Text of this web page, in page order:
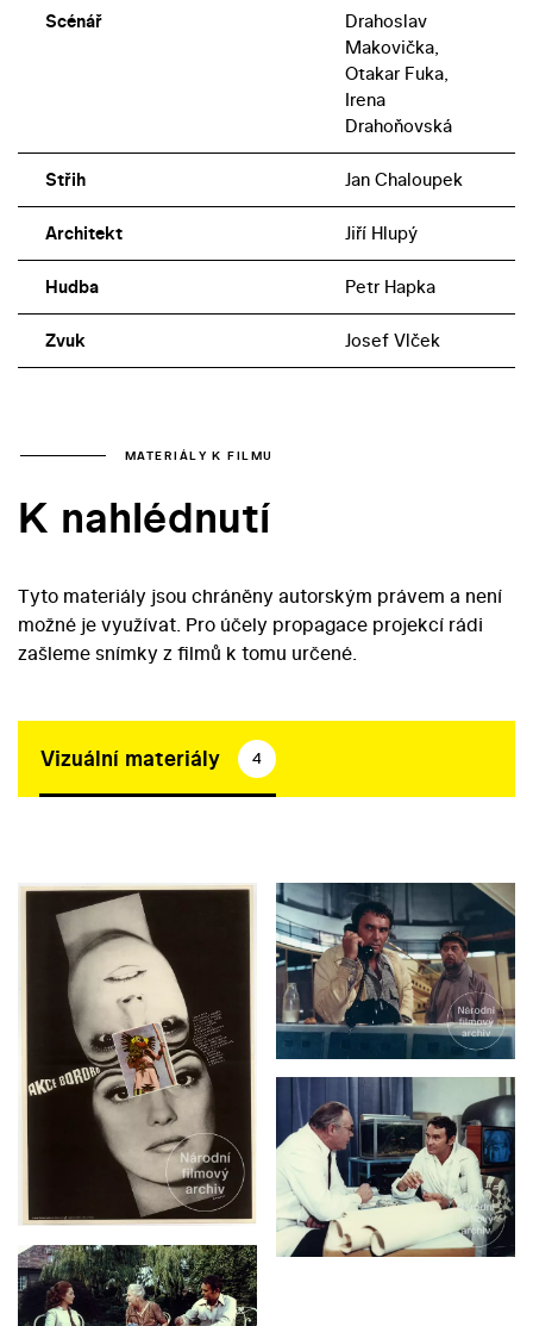
Scénář
Drahoslav
Makovička,
Otakar Fuka,
Irena
Drahoňovská
Střih Jan Chaloupek
Architekt Jiří Hlupý
Hudba Petr Hapka
Zvuk Josef Vlček
MATERIÁLY K FILMU
K nahlédnutí
Tyto materiály jsou chráněny autorským právem a není
možné je využívat. Pro účely propagace projekcí rádi
zašleme snímky z filmů k tomu určené.
Vizuální materiály 4